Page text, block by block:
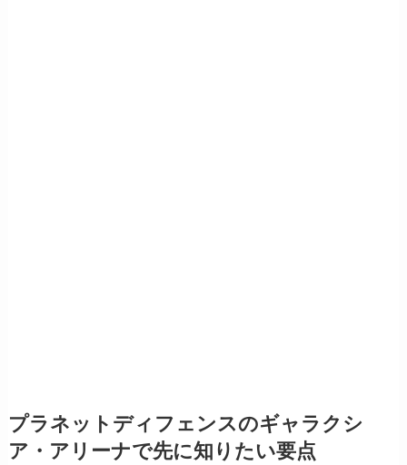
プラネットディフェンスのギャラクシ
ア・アリーナで先に知りたい要点